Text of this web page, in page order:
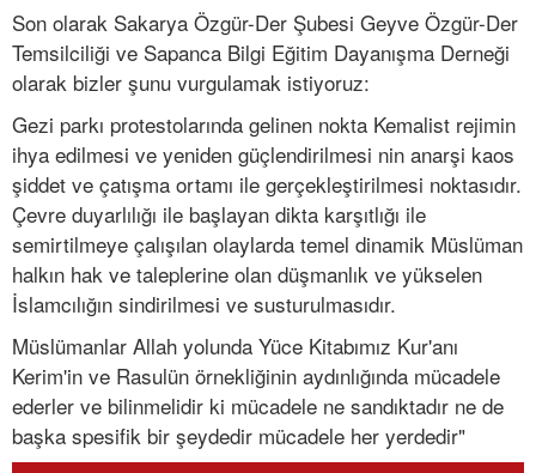
Son olarak Sakarya Özgür-Der Şubesi Geyve Özgür-Der
Temsilciliği ve Sapanca Bilgi Eğitim Dayanışma Derneği
olarak bizler şunu vurgulamak istiyoruz:
Gezi parkı protestolarında gelinen nokta Kemalist rejimin
ihya edilmesi ve yeniden güçlendirilmesi nin anarşi kaos
şiddet ve çatışma ortamı ile gerçekleştirilmesi noktasıdır.
Çevre duyarlılığı ile başlayan dikta karşıtlığı ile
semirtilmeye çalışılan olaylarda temel dinamik Müslüman
halkın hak ve taleplerine olan düşmanlık ve yükselen
İslamcılığın sindirilmesi ve susturulmasıdır.
Müslümanlar Allah yolunda Yüce Kitabımız Kur'anı
Kerim'in ve Rasulün örnekliğinin aydınlığında mücadele
ederler ve bilinmelidir ki mücadele ne sandıktadır ne de
başka spesifik bir şeydedir mücadele her yerdedir"